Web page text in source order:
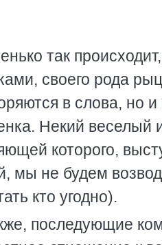
так
своего рода
в слова, но
Некий веселый
которого,
мы не будем
кто угодно).
последующие